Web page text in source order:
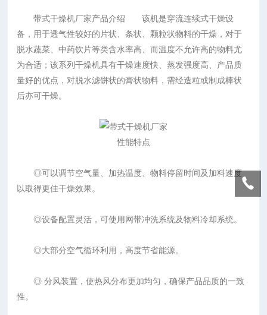
带式干燥机厂家产品介绍 该机是穿流连续式干燥设
备，用于透气性较好的片状、条状、颗粒状物料的干燥，对于
脱水蔬菜、中药饮片等类含水率高、而温度不允许高的物料尤
为合适；该系列干燥机具有干燥速度快、蒸发强度高、产品质
量好的优点，对脱水滤饼状的膏状物料，需经造粒或制成棒状
后亦可干燥。
性能特点
◎可以调节空气量、加热温度、物料停留时间及加料速度
以取得更佳干燥效果。
◎设备配置灵活，可使用网带冲洗系统及物料冷却系统。
◎大部分空气循环利用，高度节省能源。
◎ 分风装置，使热风分布更加均匀，确保产品品质的一致
性。